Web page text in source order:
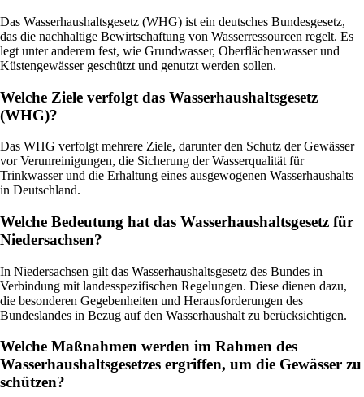
Das Wasserhaushaltsgesetz (WHG) ist ein deutsches Bundesgesetz,
das die nachhaltige Bewirtschaftung von Wasserressourcen regelt. Es
legt unter anderem fest, wie Grundwasser, Oberflächenwasser und
Küstengewässer geschützt und genutzt werden sollen.
Welche Ziele verfolgt das Wasserhaushaltsgesetz
(WHG)?
Das WHG verfolgt mehrere Ziele, darunter den Schutz der Gewässer
vor Verunreinigungen, die Sicherung der Wasserqualität für
Trinkwasser und die Erhaltung eines ausgewogenen Wasserhaushalts
in Deutschland.
Welche Bedeutung hat das Wasserhaushaltsgesetz für
Niedersachsen?
In Niedersachsen gilt das Wasserhaushaltsgesetz des Bundes in
Verbindung mit landesspezifischen Regelungen. Diese dienen dazu,
die besonderen Gegebenheiten und Herausforderungen des
Bundeslandes in Bezug auf den Wasserhaushalt zu berücksichtigen.
Welche Maßnahmen werden im Rahmen des
Wasserhaushaltsgesetzes ergriffen, um die Gewässer zu
schützen?